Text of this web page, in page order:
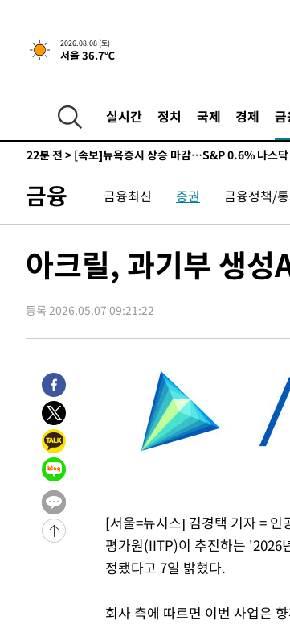
2026.08.08 (토)
서울 36.7℃
실시간 정치 국제 경제 금
-21369초 전 >극한폭염 한풀 꺾이지만…'낮 최고 35도'
주 날씨]
-18387초 전 >축구협회 "압수수색·성접대 논란 사과…
-5525초 전 >
'최고 37도' 폭염 지속…강원동해안 최대
[속보]뉴욕증시 상승 마감…S&P 0.6% 나스
-30542초 전 >백운산서 80년근 천종산삼 9뿌리 발견…
-25786초 전 >
남자 농구, 나고야 아시안게임서 '홈팀'
-25162초 전 >여수 오동도 해상서 모터보트 전복…1명
주 날씨]
-18407초 전 >축구협회 "압수수색·성접대 논란 사과…
송"
-5545초 전 >'최고 37도' 폭염 지속…강원동해안 최대
22분 전 >[속보]뉴욕증시 상승 마감…S&P 0.6% 나스
금융 금융최신 증권 금융정책/
아크릴, 과기부 생성
등록 2026.05.07 09:21:22
[서울=뉴시스] 김경택 기자 =
평가원(IITP)이 추진하는 '2026
정됐다고 7일 밝혔다.
회사 측에 따르면 이번 사업은